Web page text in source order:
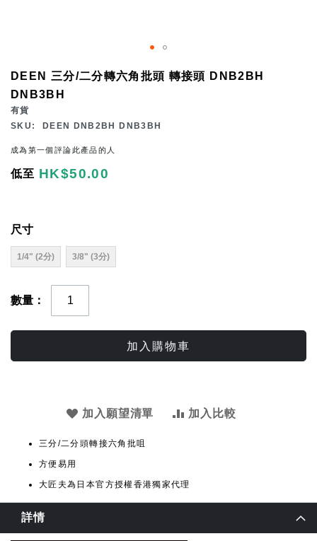
DEEN 三分/二分轉六角批頭 轉接頭 DNB2BH
DNB3BH
有貨
SKU
DEEN DNB2BH DNB3BH
成為第一個評論此產品的人
低至 HK$50.00
尺寸
1/4" (2分) 3/8" (3分)
數量
加入購物車
加入願望清單 加入比較
三分/二分頭轉接六角批咀
方便易用
大匠夫為日本官方授權香港獨家代理
the
beginning
the
images
詳情